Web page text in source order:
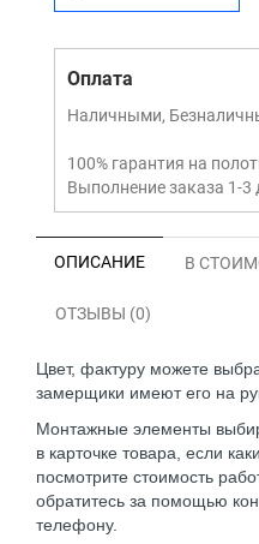
Оплата
Наличными,
100% гарантия на
Выполнение заказа 1-3
ОПИСАНИЕ В
ОТЗЫВЫ (0)
Цвет, фактуру можете
замерщики имеют его на
Монтажные элементы
в карточке товара, если
посмотрите стоимость
обратитесь за помощью
телефону.